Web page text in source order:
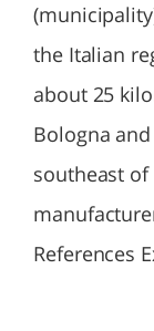
the Italian
about 25
Bologna
southeast
References